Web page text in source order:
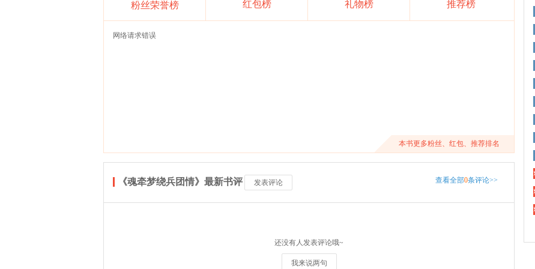
粉丝荣誉榜 红包榜 礼物榜 推荐榜
网络请求错误
本书更多粉丝、红包、推荐排名
查看全部0条评论>>
《魂牵梦绕兵团情》最新书评 发表评论
还没有人发表评论哦~
我来说两句